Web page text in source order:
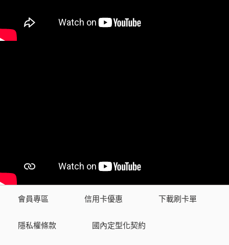
會員專區 信用卡優惠 下載刷卡單
隱私權條款 國內定型化契約